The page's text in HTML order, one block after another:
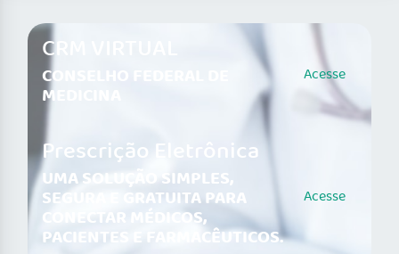
CRM VIRTUAL
CONSELHO FEDERAL DE
MEDICINA
Acesse
Prescrição Eletrônica
UMA SOLUÇÃO SIMPLES,
SEGURA E GRATUITA PARA
CONECTAR MÉDICOS,
PACIENTES E FARMACÊUTICOS.
Acesse